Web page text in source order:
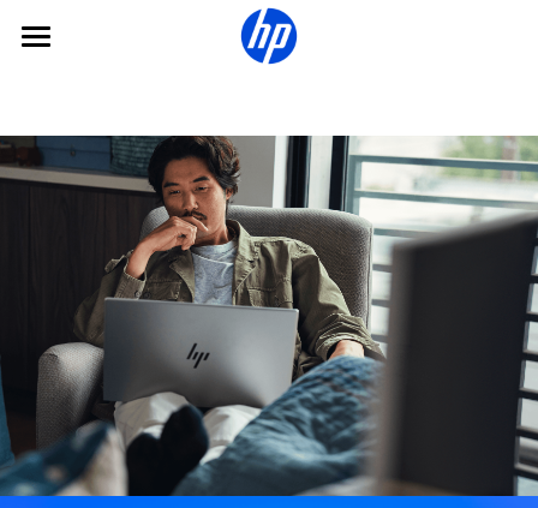
製品について
買い切り型クラウドストレージ
利用方法
ダウンロード
コードの入力
よくある質問
私たちについて
日本
日本
Global
Australia
サインアップ
ストアカテゴリー
すべてのカテゴリー